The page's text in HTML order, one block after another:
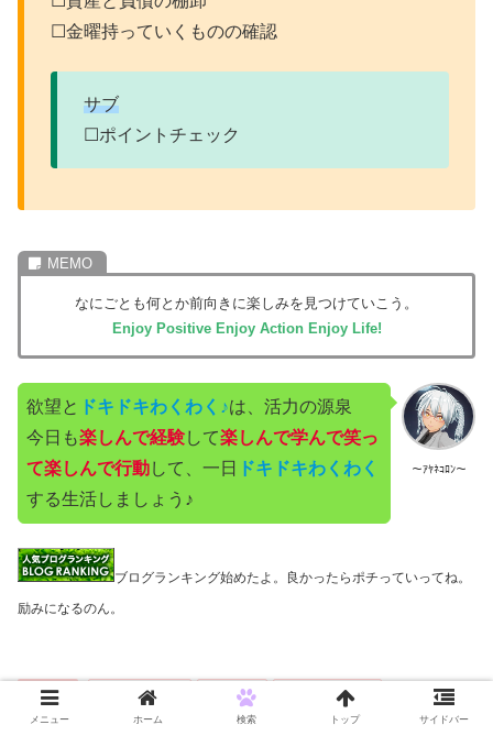
☐金曜持っていくものの確認
サブ
☐ポイントチェック
なにごとも何とか前向きに楽しみを見つけていこう。
Enjoy Positive Enjoy Action Enjoy Life!
～ｱﾔﾈｺﾛﾝ～
欲望と ドキドキわくわく♪は、活力の源泉
今日も楽しんで経験して楽しんで学んで笑っ
て楽しんで行動して、一日
ドキドキわくわく
する生活しましょう♪
ブログランキング始めたよ。良かったらポチっていってね。
励みになるのん。
diary ayanecollon Explog
あやねころん
あやネころん
エクスプログ ～あやネころん～
メニュー ホーム 検索 トップ サイドバー